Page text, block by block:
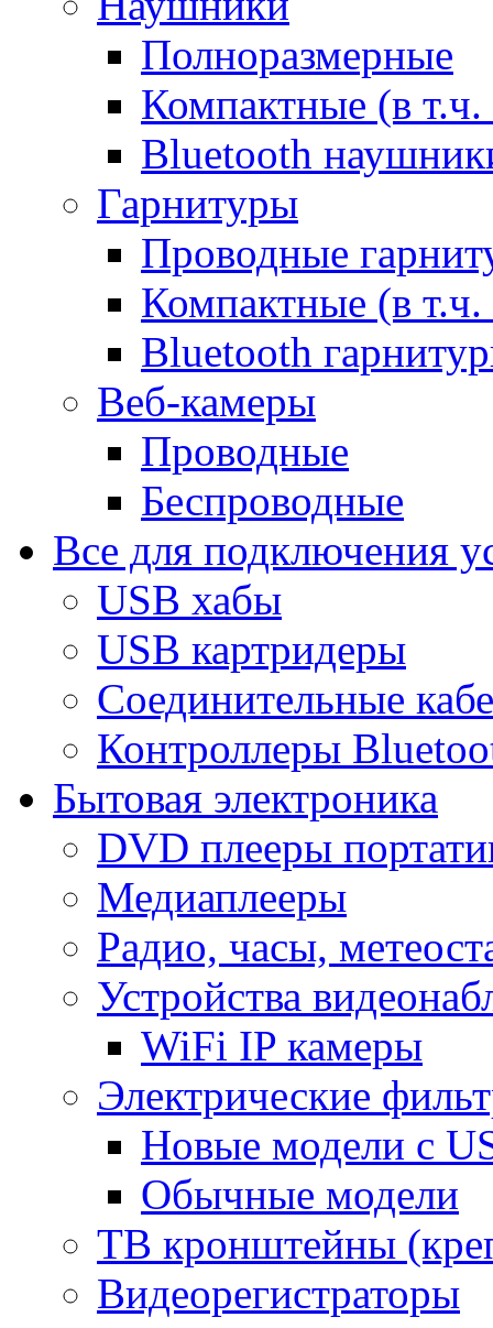
Полноразмерные
Компактные (в т.ч.
Bluetooth
Гарнитуры
Проводные
Компактные (в т.ч.
Bluetooth
Веб-камеры
Проводные
Беспроводные
Все для подключения
USB хабы
USB картридеры
Соединительные
Контроллеры
Бытовая электроника
DVD плееры
Медиаплееры
Радио, часы,
Устройства
WiFi IP камеры
Электрические
Новые модели с
Обычные модели
ТВ кронштейны
Видеорегистраторы